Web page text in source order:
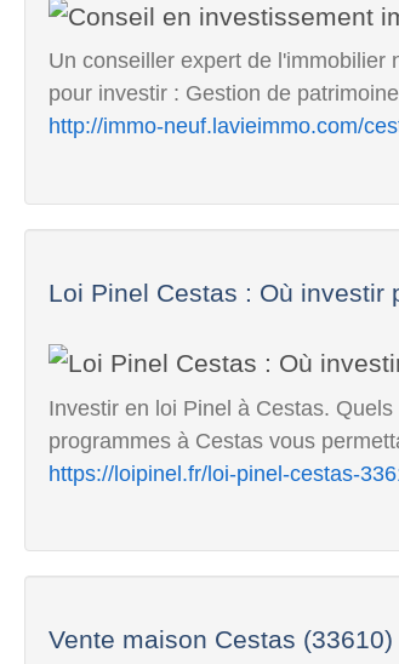
Un conseiller expert de
pour investir : Gestion de
http://immo-neuf.lavieimmo.com/
Loi Pinel Cestas : Où investir
Investir en loi Pinel à Cestas.
programmes à Cestas vous
https://loipinel.fr/loi-pinel-cestas-
Vente maison Cestas